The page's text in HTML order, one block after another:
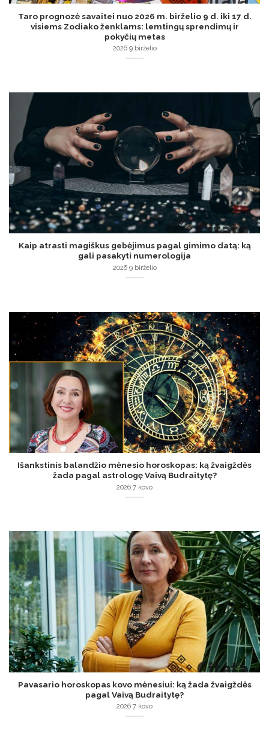
Taro prognozė savaitei nuo 2026 m. birželio 9 d. iki 17 d.
visiems Zodiako ženklams: lemtingų sprendimų ir
pokyčių metas
2026 9 birželio
Kaip atrasti magiškus gebėjimus pagal gimimo datą: ką
gali pasakyti numerologija
2026 9 birželio
Išankstinis balandžio mėnesio horoskopas: ką žvaigždės
žada pagal astrologę Vaivą Budraitytę?
2026 7 kovo
Pavasario horoskopas kovo mėnesiui: ką žada žvaigždės
pagal Vaivą Budraitytę?
2026 7 kovo